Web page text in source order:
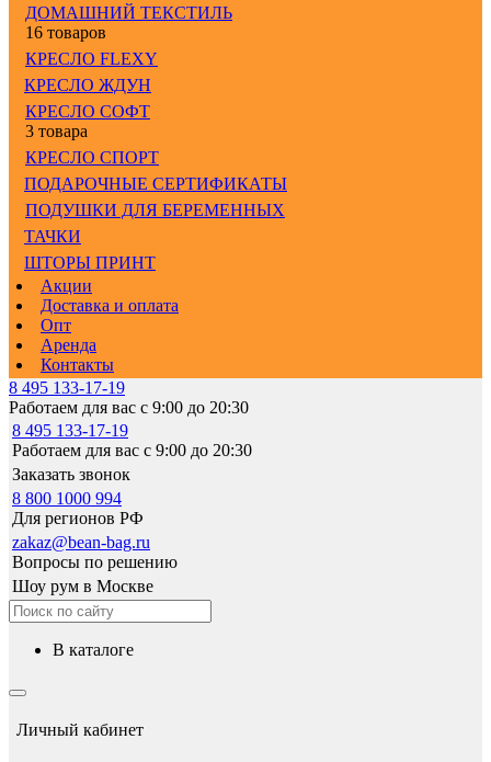
ДОМАШНИЙ ТЕКСТИЛЬ
16 товаров
КРЕСЛО FLEXY
КРЕСЛО ЖДУН
КРЕСЛО СОФТ
3 товара
КРЕСЛО СПОРТ
ПОДАРОЧНЫЕ СЕРТИФИКАТЫ
ПОДУШКИ ДЛЯ БЕРЕМЕННЫХ
ТАЧКИ
ШТОРЫ ПРИНТ
Акции
Доставка и оплата
Опт
Аренда
Контакты
8 495 133-17-19
Работаем для вас с 9:00 до 20:30
8 495 133-17-19
Работаем для вас с 9:00 до 20:30
Заказать звонок
8 800 1000 994
Для регионов РФ
zakaz@bean-bag.ru
Вопросы по решению
Шоу рум в Москве
в каталоге
Личный кабинет